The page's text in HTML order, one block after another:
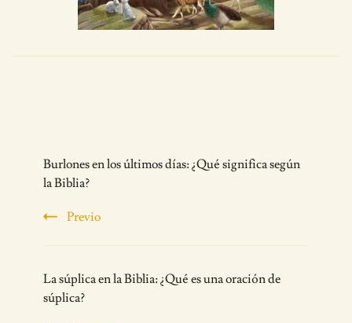
Navigation
Burlones en los últimos días: ¿Qué significa según
la Biblia?
Previo
La súplica en la Biblia: ¿Qué es una oración de
súplica?